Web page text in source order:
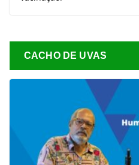
CACHO DE UVAS